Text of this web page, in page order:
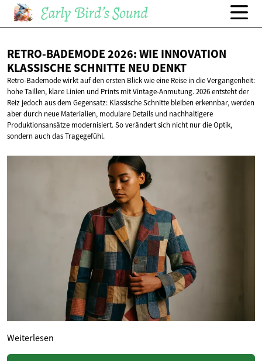
RETRO-BADEMODE 2026: WIE INNOVATION
KLASSISCHE SCHNITTE NEU DENKT
Retro-Bademode wirkt auf den ersten Blick wie eine Reise in die Vergangenheit:
hohe Taillen, klare Linien und Prints mit Vintage-Anmutung. 2026 entsteht der
Reiz jedoch aus dem Gegensatz: Klassische Schnitte bleiben erkennbar, werden
aber durch neue Materialien, modulare Details und nachhaltigere
Produktionsansätze modernisiert. So verändert sich nicht nur die Optik,
sondern auch das Tragegefühl.
Weiterlesen